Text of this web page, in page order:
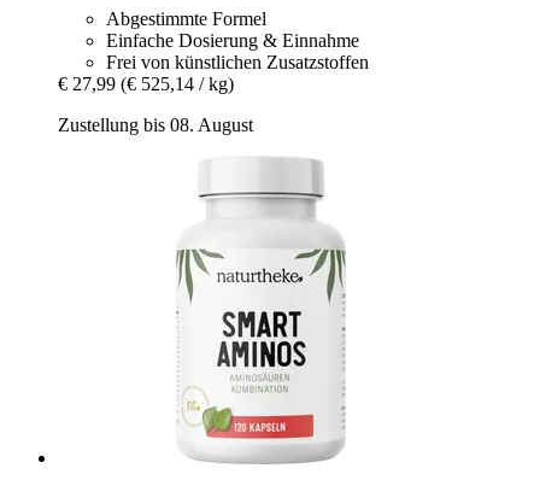
Abgestimmte Formel
Einfache Dosierung & Einnahme
Frei von künstlichen Zusatzstoffen
€ 27,99 (€ 525,14 / kg)
Zustellung bis 08. August